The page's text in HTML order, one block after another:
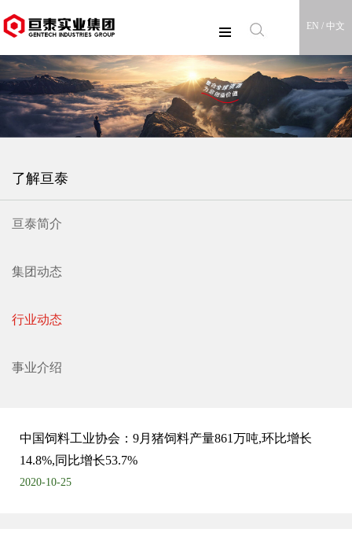
EN / 中文
了解亘泰
亘泰简介
集团动态
行业动态
事业介绍
中国饲料工业协会：9月猪饲料产量861万吨,环比增长
14.8%,同比增长53.7%
2020-10-25